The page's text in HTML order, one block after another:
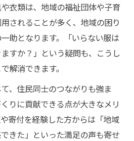
衣類は、地域の福祉団体や子育
されることが多く、地域の困り
助となります。「いらない服は
すか？」という疑問も、こうし
解消できます。
、住民同士のつながりも強ま
りに貢献できる点が大きなメリ
寄付を経験した方からは「地域
きた」といった満足の声も寄せ